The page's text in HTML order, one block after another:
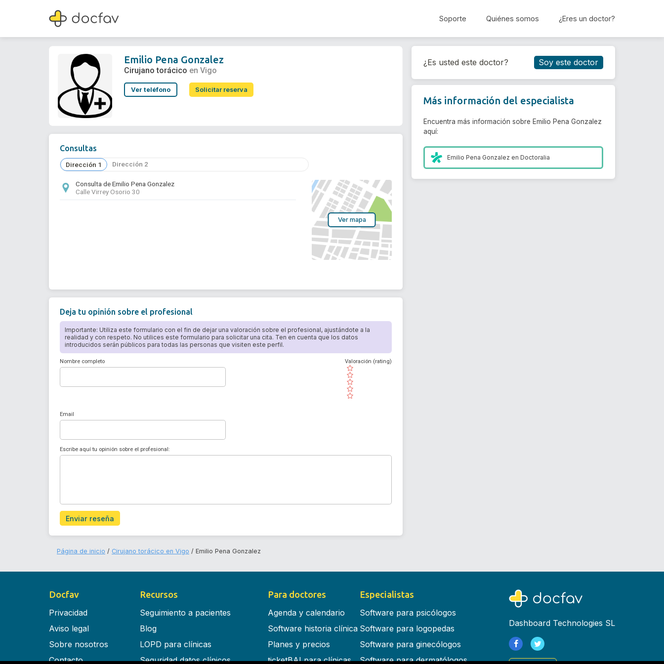
Soporte Quiénes somos ¿Eres un doctor?
Emilio Pena Gonzalez
Cirujano torácico
Reservar cita
Emilio Pena Gonzalez
Cirujano torácico en Vigo
Ver teléfono Solicitar reserva
Consultas
Dirección 1 Dirección 2
Consulta de Emilio Pena Gonzalez
Calle Virrey Osorio 30
Ver mapa
Deja tu opinión sobre el profesional
Importante: Utiliza este formulario con el fin de dejar una valoración sobre el profesional, ajustándote a la
realidad y con respeto. No utilices este formulario para solicitar una cita. Ten en cuenta que los datos
introducidos serán públicos para todas las personas que visiten este perfil.
Nombre completo
( )
( )
( )
( )
( )
Valoración (rating)
Email
Escribe aquí tu opinión sobre el profesional:
Enviar reseña
¿Es usted este doctor? Soy este doctor
Más información del especialista
Encuentra más información sobre Emilio Pena Gonzalez
aquí:
Emilio Pena Gonzalez enDoctoralia
Página de inicio Cirujano torácico en Vigo Emilio Pena Gonzalez
Docfav
Privacidad
Aviso legal
Sobre nosotros
Contacto
Recursos
Seguimiento a pacientes
Blog
LOPD para clínicas
Seguridad datos clínicos
Para doctores
Agenda y calendario
Software historia clínica
Planes y precios
ticketBAI para clínicas
Especialistas
Software para psicólogos
Software para logopedas
Software para ginecólogos
Software para dermatólogos
Dashboard Technologies SL